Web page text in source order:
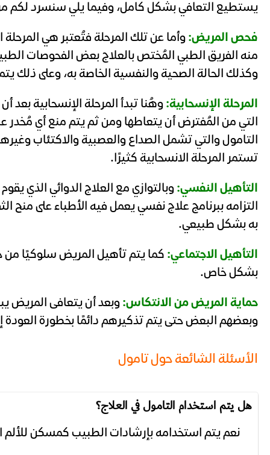
يستطيع التعافي بشكل كامل، وفيما يلي سنسرد لكم
فحص المريض: وأما عن تلك المرحلة فتُعتبر هي
منه الفريق الطبي المُختص بالعلاج بعض الفحوصات
وكذلك الحالة الصحية والنفسية الخاصة به، وعلى ذلك
المرحلة الإنسحابية: وهُنا تبدأ المرحلة الإنسحابية
التي من المُفترض أن يتعاطها ومن ثم يتم منع أي مُخدر
التامول والتي تشمل الصداع والعصبية والاكتئاب
تستمر المرحلة الانسحابية كثيرًا.
التأهيل النفسي: وبالتوازي مع العلاج الدوائي الذي
التزامه ببرنامج علاج نفسي يعمل فيه الأطباء على منح
به بشكل طبيعي.
التأهيل الاجتماعي: كما يتم تأهيل المريض سلوكيًا من
بشكل خاص.
حماية المريض من الانتكاس: وبعد أن يتعافى المريض
وبعضهم البعض حتى يتم تذكيرهم دائمًا بخطورة العودة
الأسئلة الشائعة حول تامول
هل يتم استخدام التامول في العلاج؟
نعم يتم استخدامه بإرشادات الطبيب كمسكن للألم